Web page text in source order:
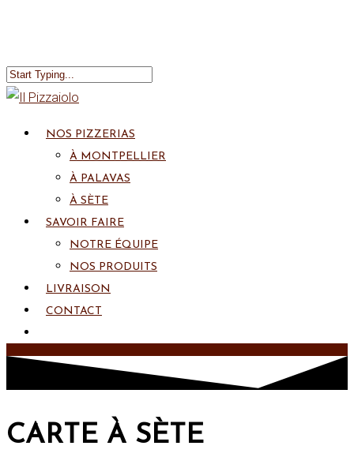
NOS PIZZERIAS
À MONTPELLIER
À PALAVAS
À SÈTE
SAVOIR FAIRE
NOTRE ÉQUIPE
NOS PRODUITS
LIVRAISON
CONTACT
CARTE À SÈTE